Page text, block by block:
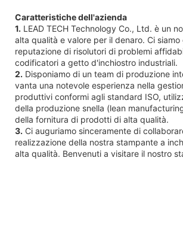
Caratteristiche dell'azienda
1. LEAD TECH Technology Co., Ltd. è un
alta qualità e valore per il denaro. Ci
reputazione di risolutori di problemi
codificatori a getto d'inchiostro industriali.
2. Disponiamo di un team di produzione
vanta una notevole esperienza nella
produttivi conformi agli standard ISO,
della produzione snella (lean
della fornitura di prodotti di alta qualità.
3. Ci auguriamo sinceramente di
realizzazione della nostra stampante a
alta qualità. Benvenuti a visitare il nostro